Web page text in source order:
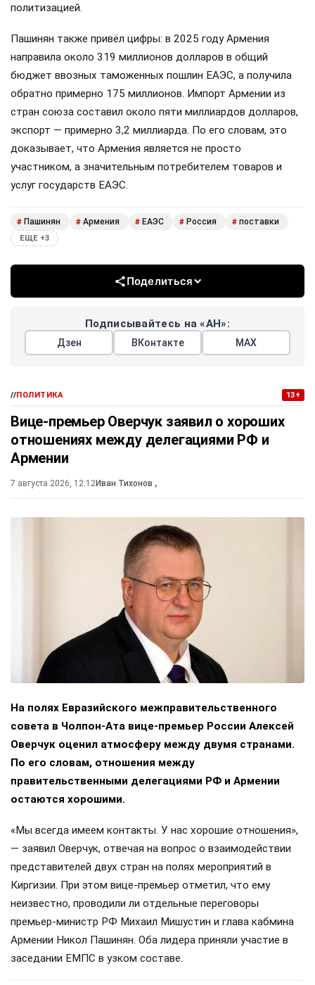
политизацией.
Пашинян также привёл цифры: в 2025 году Армения
направила около 319 миллионов долларов в общий
бюджет ввозных таможенных пошлин ЕАЭС, а получила
обратно примерно 175 миллионов. Импорт Армении из
стран союза составил около пяти миллиардов долларов,
экспорт — примерно 3,2 миллиарда. По его словам, это
доказывает, что Армения является не просто
участником, а значительным потребителем товаров и
услуг государств ЕАЭС.
# Пашинян # Армения # ЕАЭС # Россия # поставки
ЕЩЕ +3
Поделиться
Подписывайтесь на «АН»:
Дзен ВКонтакте МАХ
//ПОЛИТИКА 13+
Вице-премьер Оверчук заявил о хороших
отношениях между делегациями РФ и
Армении
7 августа 2026, 12:12Иван Тихонов ,
На полях Евразийского межправительственного
совета в Чолпон-Ата вице-премьер России Алексей
Оверчук оценил атмосферу между двумя странами.
По его словам, отношения между
правительственными делегациями РФ и Армении
остаются хорошими.
«Мы всегда имеем контакты. У нас хорошие отношения»,
— заявил Оверчук, отвечая на вопрос о взаимодействии
представителей двух стран на полях мероприятий в
Киргизии. При этом вице-премьер отметил, что ему
неизвестно, проводили ли отдельные переговоры
премьер-министр РФ Михаил Мишустин и глава кабмина
Армении Никол Пашинян. Оба лидера приняли участие в
заседании ЕМПС в узком составе.